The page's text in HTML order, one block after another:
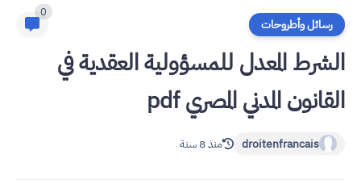
رسائل وأطروحات
0
الشرط المعدل للمسؤولية العقدية في
القانون المدني المصري pdf
droitenfrancais منذ 8 سنة